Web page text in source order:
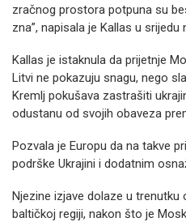
zračnog prostora potpuna su
zna”, napisala je Kallas u srijedu
Kallas je istaknula da prijetnje
Litvi ne pokazuju snagu, nego
Kremlj pokušava zastrašiti
odustanu od svojih obaveza
Pozvala je Europu da na takve
podrške Ukrajini i dodatnim
Njezine izjave dolaze u trenutku
baltičkoj regiji, nakon što je